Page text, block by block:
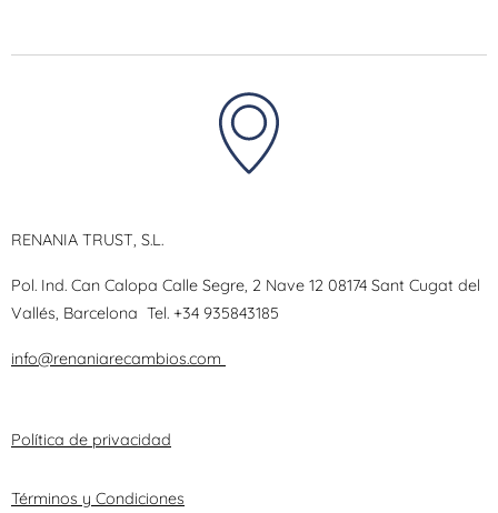
RENANIA TRUST, S.L.
Pol. Ind. Can Calopa Calle Segre, 2 Nave 12 08174 Sant Cugat del
Vallés, Barcelona Tel. +34 935843185
info@renaniarecambios.com
Política de privacidad
Términos y Condiciones